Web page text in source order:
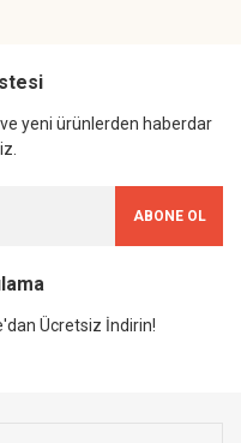
yeni ürünlerden haberdar
ABONE OL
Ücretsiz İndirin!